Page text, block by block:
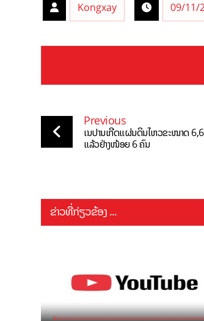
Kongxay 09/11/
Previous
ເນປານເກີດແຜ່ນດິນໄຫວຂະໜາດ
ແລ້ວຢ່າງໜ້ອຍ 6 ຄົນ
ຂ່າວທີ່ກ່ຽວຂ້ອງ ...